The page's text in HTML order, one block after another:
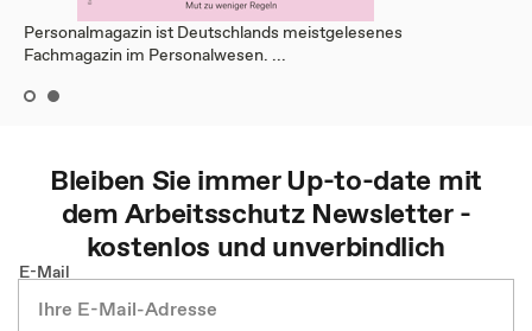
Personalmagazin ist Deutschlands meistgelesenes
Fachmagazin im Personalwesen. ...
Bleiben Sie immer Up-to-date mit
demArbeitsschutz Newsletter -
kostenlos und unverbindlich
E-Mail